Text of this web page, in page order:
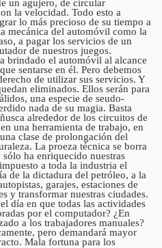
un agujero, de circular
la velocidad. Todo esto a
lo más precioso de su tiempo a
mecánica del automóvil como la
a pagar los servicios de un
de nuestros juegos.
brindado el automóvil al alcance
sentarse en él. Pero debemos
de utilizar sus servicios. Y
eliminados. Ellos serán para
una especie de seudo-
nada de su magia. Basta
alrededor de los circuitos de
una herramienta de trabajo, en
clase de prolongación del
La proeza técnica se borra
ha enriquecido nuestras
a toda la industria el
de la dictadura del petróleo, a la
garajes, estaciones de
y transformar nuestras ciudades.
día en que todas las actividades
por el computador? ¿En
a los trabajadores manuales?
pero demandará mayor
Mala fortuna para los